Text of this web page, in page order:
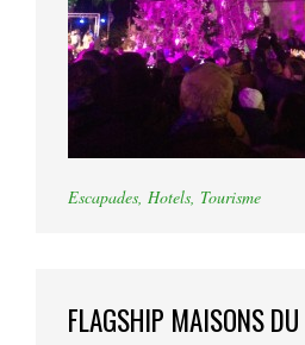
Escapades, Hotels, Tourisme
FLAGSHIP MAISONS